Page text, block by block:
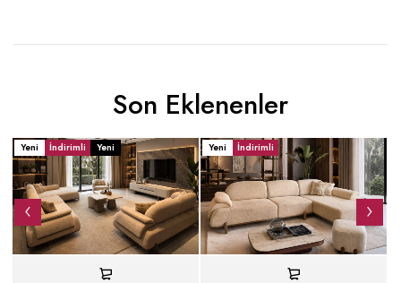
Son Eklenenler
Yeni İndirimli Yeni Yeni İndirimli